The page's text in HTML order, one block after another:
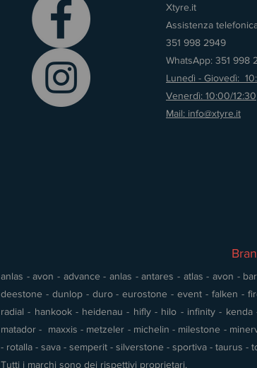
Xtyre.it
Assistenza
351 998 2949
WhatsApp: 351 998
Lunedì - Giovedì:
Venerdì: 10:00/12:30
Mail: info@xtyre.it
anlas - avon - advance - anlas - antares - atlas - avon -
deestone - dunlop - duro - eurostone - event - falken -
radial - hankook - heidenau - hifly - hilo - infinity -
matador - maxxis - metzeler - michelin - milestone -
- rotalla - sava - semperit - silverstone - sportiva - taurus
Tutti i marchi sono dei rispettivi proprietari.